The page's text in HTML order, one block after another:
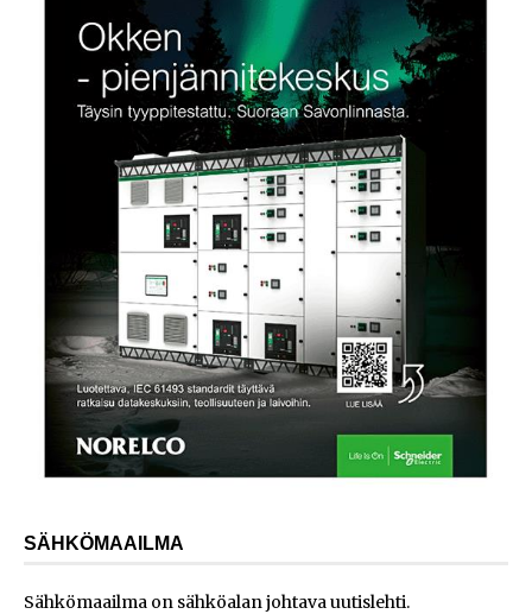
SÄHKÖMAAILMA
Sähkömaailma on sähköalan johtava uutislehti.